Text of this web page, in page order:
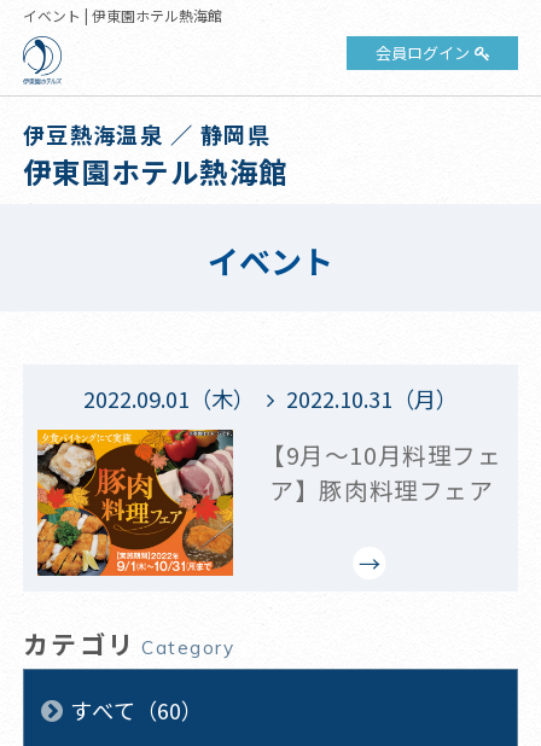
イベント | 伊東園ホテル熱海館
会員ログイン
伊豆熱海温泉 ／ 静岡県
伊東園ホテル熱海館
イベント
2022.09.01（木） 2022.10.31（月）
【9月～10月料理フェ
ア】豚肉料理フェア
カテゴリ Category
すべて（60）